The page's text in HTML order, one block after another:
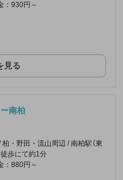
：930円～
見る
南柏
柏・野田・流山周辺 / 南柏駅（東
徒歩にて約1分
：880円～